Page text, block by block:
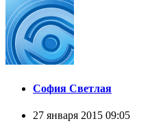
София Светлая
27 января 2015 09:05